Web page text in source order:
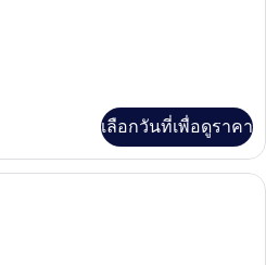
เลือกวันที่เพื่อดูราคา
ห้องสแตนดาร์ดซิงเกิล | ตู้นิรภัยในห้อง